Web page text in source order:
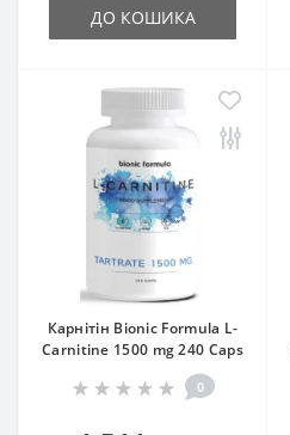
ДО КОШИКА
Карнітін Bionic Formula L-
Carnitine 1500 mg 240 Caps
0